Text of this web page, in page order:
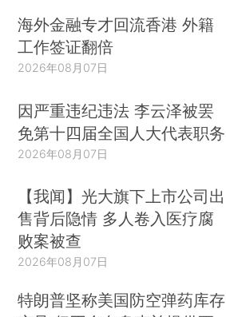
海外金融专才回流香港 外籍
工作签证翻倍
2026年08月07日
因严重违纪违法 李云泽被罢
免第十四届全国人大代表职务
2026年08月07日
【我闻】光大旗下上市公司出
售背后隐情 多人卷入医疗腐
败案被查
2026年08月07日
特朗普坚称美国防空弹药库存